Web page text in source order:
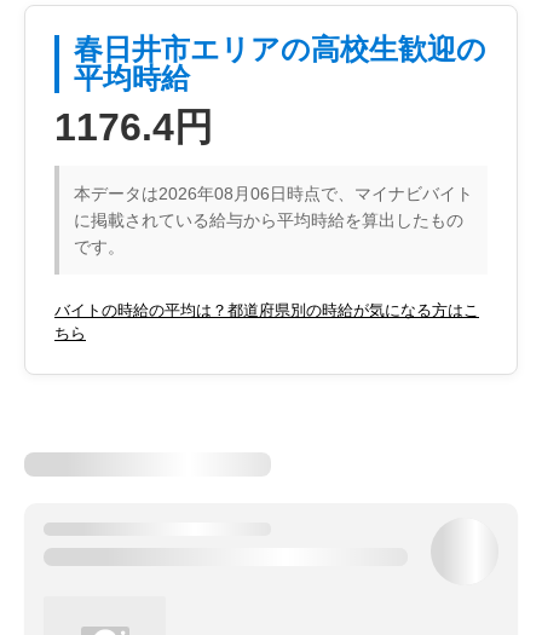
春日井市エリアの高校生歓迎の
平均時給
1176.4円
本データは2026年08月06日時点で、マイナビバイト
に掲載されている給与から平均時給を算出したもの
です。
バイトの時給の平均は？都道府県別の時給が気になる方はこ
ちら